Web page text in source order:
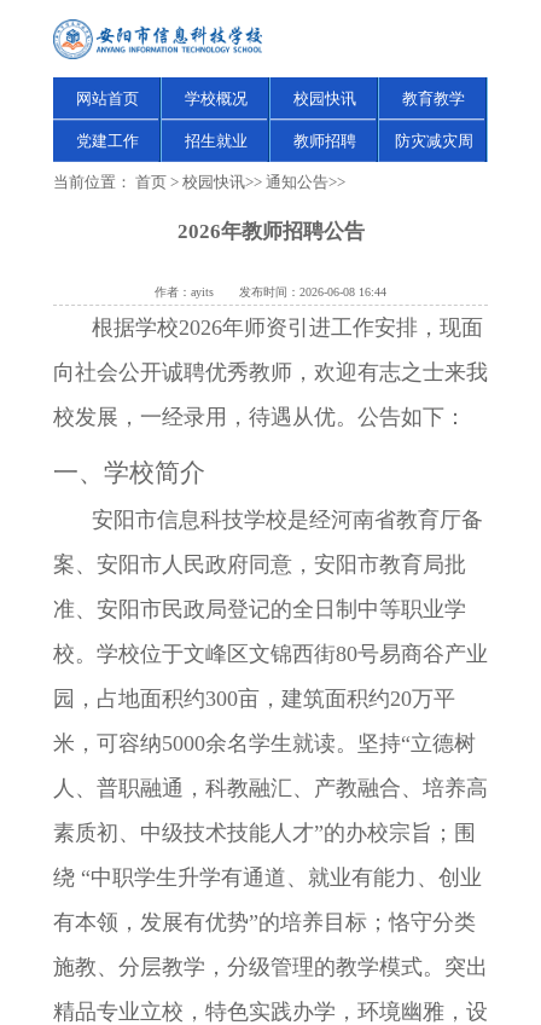
网站首页 学校概况 校园快讯 教育教学
党建工作 招生就业 教师招聘 防灾减灾周
当前位置： 首页 > 校园快讯>> 通知公告>>
2026年教师招聘公告
作者：ayits 发布时间：2026-06-08 16:44
根据学校2026年师资引进工作安排，现面
向社会公开诚聘优秀教师，欢迎有志之士来我
校发展，一经录用，待遇从优。公告如下：
一、 学校简介
安阳市信息科技学校是经河南省教育厅备
案、安阳市人民政府同意，安阳市教育局批
准、安阳市民政局登记的全日制中等职业学
校。学校位于文峰区文锦西街80号易商谷产业
园，占地面积约300亩，建筑面积约20万平
米，可容纳5000余名学生就读。坚持“立德树
人、普职融通，科教融汇、产教融合、培养高
素质初、中级技术技能人才”的办校宗旨；围
绕 “中职学生升学有通道、就业有能力、创业
有本领，发展有优势”的培养目标；恪守分类
施教、分层教学，分级管理的教学模式。突出
精品专业立校，特色实践办学，环境幽雅，设